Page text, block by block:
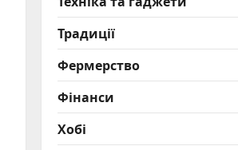
Традиції
Фермерство
Фінанси
Хобі